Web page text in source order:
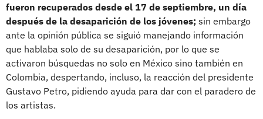
fueron recuperados desde el 17 de septiembre, un día
después de la desaparición de los jóvenes; sin embargo
ante la opinión pública se siguió manejando información
que hablaba solo de su desaparición, por lo que se
activaron búsquedas no solo en México sino también en
Colombia, despertando, incluso, la reacción del presidente
Gustavo Petro, pidiendo ayuda para dar con el paradero de
los artistas.